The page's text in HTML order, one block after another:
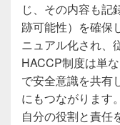
じ、その内容も記
跡可能性）を確保
ニュアル化され、
HACCP制度は単
で安全意識を共有
にもつながります
自分の役割と責任